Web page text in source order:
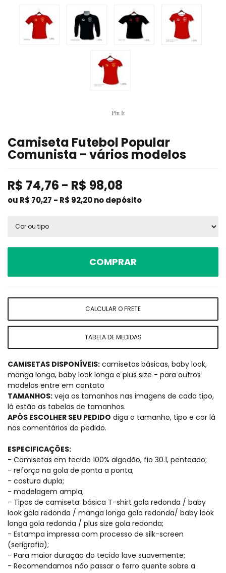
Pin It
Camiseta Futebol Popular
Comunista - vários modelos
R$ 74,76 - R$ 98,08
ou R$ 70,27 - R$ 92,20no depósito
COMPRAR
CALCULAR O FRETE
TABELA DE MEDIDAS
CAMISETAS DISPONÍVEIS: camisetas básicas, baby look,
manga longa, baby look longa e plus size - para outros
modelos entre em contato
TAMANHOS: veja os tamanhos nas imagens de cada tipo,
lá estão as tabelas de tamanhos.
APÓS ESCOLHER SEU PEDIDO diga o tamanho, tipo e cor lá
nos comentários do pedido.
ESPECIFICAÇÕES:
- Camisetas em tecido 100% algodão, fio 30.1, penteado;
- reforço na gola de ponta a ponta;
- costura dupla;
- modelagem ampla;
- Tipos de camiseta: básica T-shirt gola redonda / baby
look gola redonda / manga longa gola redonda/ baby look
longa gola redonda / plus size gola redonda;
- Estampa impressa com processo de silk-screen
(serigrafia);
- Para maior duração do tecido lave suavemente;
- Recomendamos não passar o ferro quente sobre a